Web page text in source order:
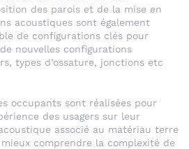
des parois et de la mise en
acoustiques sont également
de configurations clés pour
nouvelles configurations
types d’ossature, jonctions etc
occupants sont réalisées pour
des usagers sur leur
associé au matériau terre
comprendre la complexité de